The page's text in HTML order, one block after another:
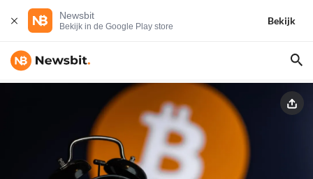
Newsbit
Bekijk in de Google Play store
Bekijk